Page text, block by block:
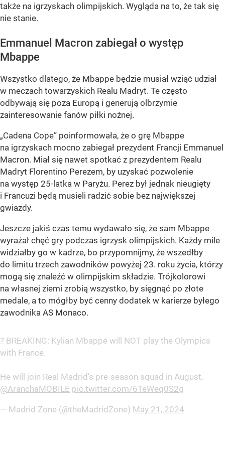
także na igrzyskach olimpijskich. Wygląda na to, że tak się
nie stanie.
Emmanuel Macron zabiegał o występ
Mbappe
Wszystko dlatego, że Mbappe będzie musiał wziąć udział
w meczach towarzyskich Realu Madryt. Te często
odbywają się poza Europą i generują olbrzymie
zainteresowanie fanów piłki nożnej.
„Cadena Cope” poinformowała, że o grę Mbappe
na igrzyskach mocno zabiegał prezydent Francji Emmanuel
Macron. Miał się nawet spotkać z prezydentem Realu
Madryt Florentino Perezem, by uzyskać pozwolenie
na występ 25-latka w Paryżu. Perez był jednak nieugięty
i Francuzi będą musieli radzić sobie bez największej
gwiazdy.
Jeszcze jakiś czas temu wydawało się, że sam Mbappe
wyrażał chęć gry podczas igrzysk olimpijskich. Każdy mile
widziałby go w kadrze, bo przypomnijmy, że wszedłby
do limitu trzech zawodników powyżej 23. roku życia, którzy
mogą się znaleźć w olimpijskim składzie. Trójkolorowi
na własnej ziemi zrobią wszystko, by sięgnąć po złote
medale, a to mógłby być cenny dodatek w karierze byłego
zawodnika AS Monaco.
? BREAKING: Kylian Mbappé will NOT play the Olympics
with France.
He will join Real Madrid's pre-season squad in August.
@AranchaMOBILE pic.twitter.com/6TeWeq0S2g
— Madrid Zone (@theMadridZone) May 21, 2024